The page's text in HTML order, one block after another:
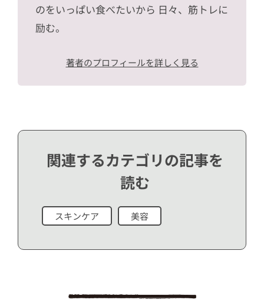
のをいっぱい食べたいから 日々、筋トレに
励む。
著者のプロフィールを詳しく見る
関連するカテゴリの記事を
読む
スキンケア 美容